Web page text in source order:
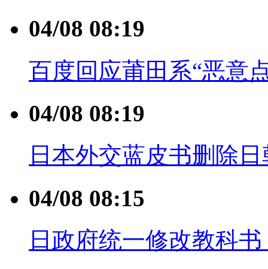
04/08 08:19
百度回应莆田系“恶意
04/08 08:19
日本外交蓝皮书删除
04/08 08:15
日政府统一修改教科